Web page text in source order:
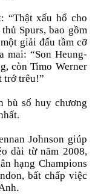
“Thật xấu hổ cho
Spurs, bao gồm
giải đấu tầm cỡ
mai: “Son Heung-
còn Timo Werner
trớ trêu!”
bù số huy chương
Johnson giúp
dài từ năm 2008,
hạng Champions
bất chấp việc